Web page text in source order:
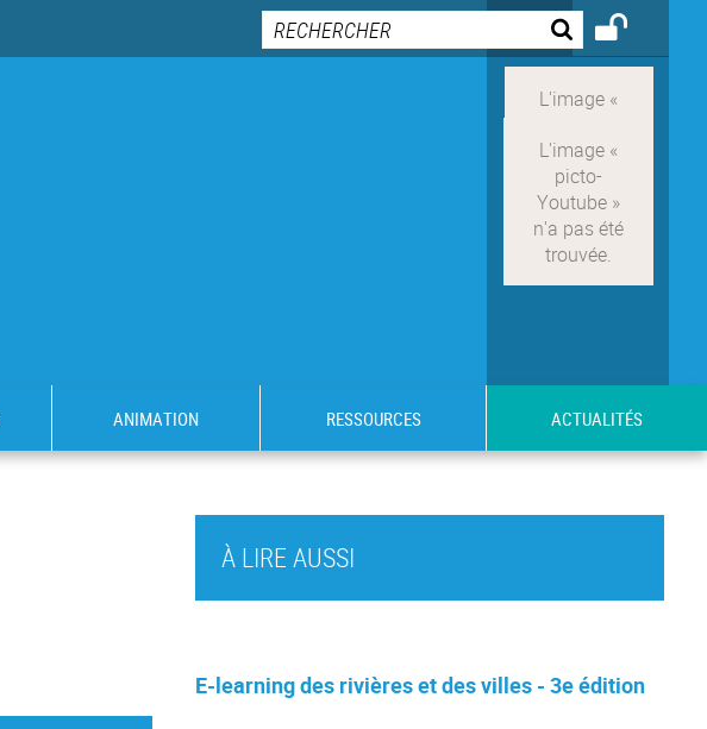
ANIMATION RESSOURCES ACTUALITÉS
À LIRE AUSSI
E-learning des rivières et des villes - 3e édition